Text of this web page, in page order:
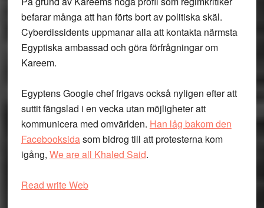
befarar många att han förts bort av politiska skäl.
Cyberdissidents uppmanar alla att kontakta närmsta
Egyptiska ambassad och göra förfrågningar om
Kareem.
Egyptens Google chef frigavs också nyligen efter att
suttit fängslad i en vecka utan möjligheter att
kommunicera med omvärlden. Han låg bakom den
Facebooksidasom bidrog till att protesterna kom
igång, We are all Khaled Said.
Read write Web